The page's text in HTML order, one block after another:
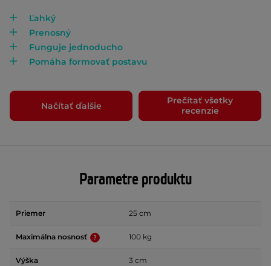
Ľahký
Prenosný
Funguje jednoducho
Pomáha formovať postavu
Načítať ďalšie
Prečítať všetky
recenzie
Parametre produktu
Priemer 25 cm
Maximálna nosnosť 100 kg
Výška 3 cm